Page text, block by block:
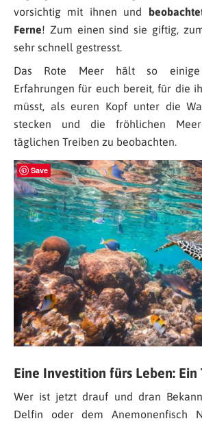
vorsichtig mit ihnen und
Ferne! Zum einen sind sie giftig,
sehr schnell gestresst.
Das Rote Meer hält so einige
Erfahrungen für euch bereit, für die
müsst, als euren Kopf unter die
stecken und die fröhlichen
täglichen Treiben zu beobachten.
Save
Eine Investition fürs Leben: Ein
Wer ist jetzt drauf und dran
Delfin oder dem Anemonenfisch